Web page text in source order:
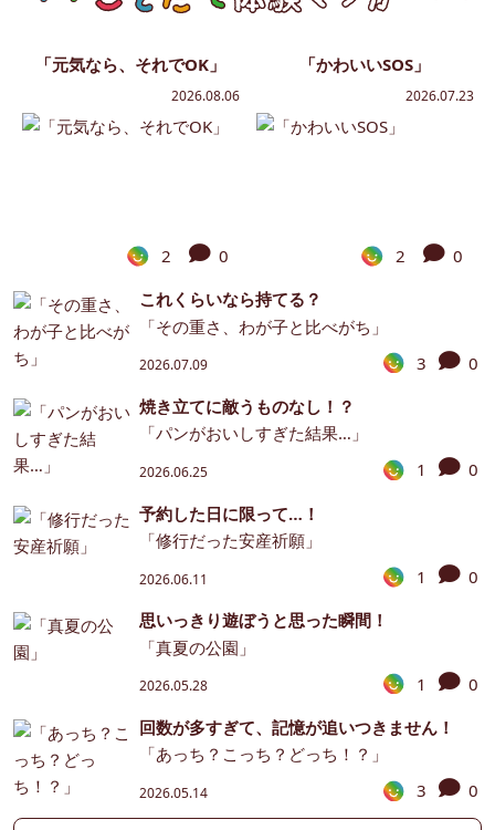
「元気なら、それでOK」
2026.08.06
2 0
「かわいいSOS」
2026.07.23
2
0
これくらいなら持てる？
「その重さ、わが子と比べがち」
2026.07.09 3
0
焼き立てに敵うものなし！？
「パンがおいしすぎた結果…」
2026.06.25 1
0
予約した日に限って…！
「修行だった安産祈願」
2026.06.11 1
0
思いっきり遊ぼうと思った瞬間！
「真夏の公園」
2026.05.28 1
0
回数が多すぎて、記憶が追いつきません！
「あっち？こっち？どっち！？」
2026.05.14 3 0